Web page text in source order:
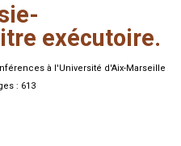
exécutoire.
à l'Université d'Aix-Marseille
: 613